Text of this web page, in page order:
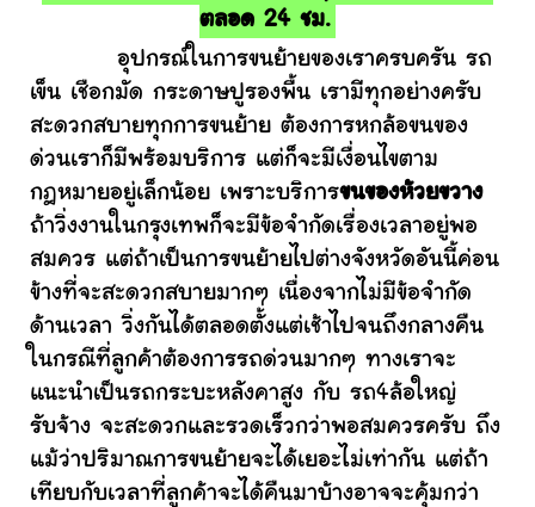
ตลอด 24 ชม.
อุปกรณ์ในการขนย้ายของเราครบครัน รถ
เข็น เชือกมัด กระดาษปูรองพื้น เรามีทุกอย่างครับ
สะดวกสบายทุกการขนย้าย ต้องการหกล้อขนของ
ด่วนเราก็มีพร้อมบริการ แต่ก็จะมีเงื่อนไขตาม
กฎหมายอยู่เล็กน้อย เพราะบริการขนของห้วยขวาง
ถ้าวิ่งงานในกรุงเทพก็จะมีข้อจำกัดเรื่องเวลาอยู่พอ
สมควร แต่ถ้าเป็นการขนย้ายไปต่างจังหวัดอันนี้ค่อน
ข้างที่จะสะดวกสบายมากๆ เนื่องจากไม่มีข้อจำกัด
ด้านเวลา วิ่งกันได้ตลอดตั้งแต่เช้าไปจนถึงกลางคืน
ในกรณีที่ลูกค้าต้องการรถด่วนมากๆ ทางเราจะ
แนะนำเป็นรถกระบะหลังคาสูง กับ รถ4ล้อใหญ่
รับจ้าง จะสะดวกและรวดเร็วกว่าพอสมควรครับ ถึง
แม้ว่าปริมาณการขนย้ายจะได้เยอะไม่เท่ากัน แต่ถ้า
เทียบกับเวลาที่ลูกค้าจะได้คืนมาบ้างอาจจะคุ้มกว่า